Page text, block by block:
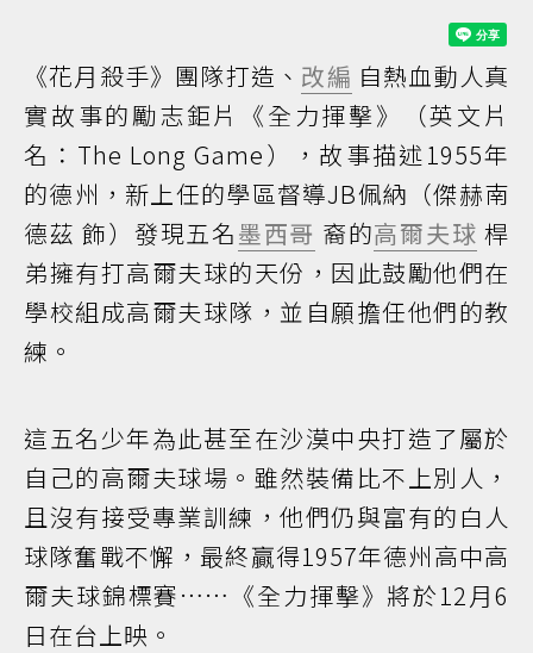
《花月殺手》團隊打造、 改編 自熱血動人真
實故事的勵志鉅片《全力揮擊》（英文片
名：The Long Game），故事描述1955年
的德州，新上任的學區督導JB佩納（傑赫南
德茲 飾）發現五名墨西哥 裔的高爾夫球 桿
弟擁有打高爾夫球的天份，因此鼓勵他們在
學校組成高爾夫球隊，並自願擔任他們的教
練。
這五名少年為此甚至在沙漠中央打造了屬於
自己的高爾夫球場。雖然裝備比不上別人，
且沒有接受專業訓練，他們仍與富有的白人
球隊奮戰不懈，最終贏得1957年德州高中高
爾夫球錦標賽……《全力揮擊》將於12月6
日在台上映。